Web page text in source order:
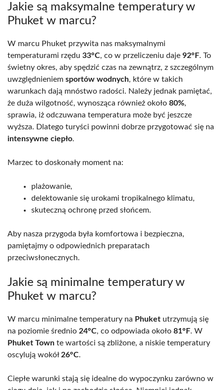
Jakie są maksymalne temperatury w
Phuket w marcu?
W marcu Phuket przywita nas maksymalnymi
temperaturami rzędu 33°C, co w przeliczeniu daje 92°F. To
świetny okres, aby spędzić czas na zewnątrz, z szczególnym
uwzględnieniem sportów wodnych, które w takich
warunkach dają mnóstwo radości. Należy jednak pamiętać,
że duża wilgotność, wynosząca również około 80%,
sprawia, iż odczuwana temperatura może być jeszcze
wyższa. Dlatego turyści powinni dobrze przygotować się na
intensywne ciepło.
Marzec to doskonały moment na:
plażowanie,
delektowanie się urokami tropikalnego klimatu,
skuteczną ochronę przed słońcem.
Aby nasza przygoda była komfortowa i bezpieczna,
pamiętajmy o odpowiednich preparatach
przeciwsłonecznych.
Jakie są minimalne temperatury w
Phuket w marcu?
W marcu minimalne temperatury na Phuket utrzymują się
na poziomie średnio 24°C, co odpowiada około 81°F. W
Phuket Town te wartości są zbliżone, a niskie temperatury
oscylują wokół 26°C.
Ciepłe warunki stają się idealne do wypoczynku zarówno w